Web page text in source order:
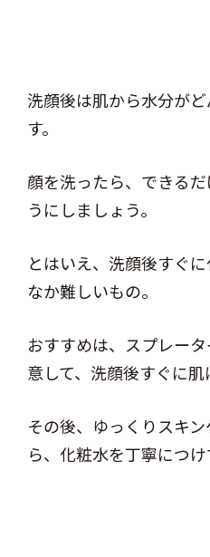
洗顔後は肌から水分が
す。
顔を洗ったら、できる
うにしましょう。
とはいえ、洗顔後すぐ
なか難しいもの。
おすすめは、スプレー
意して、洗顔後すぐに肌
その後、ゆっくりスキ
ら、化粧水を丁寧につけ